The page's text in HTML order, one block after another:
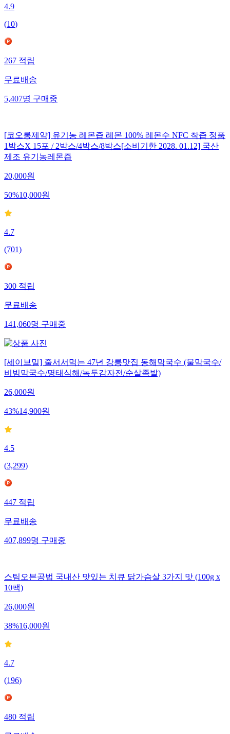
4.9
(10)
267 적립
무료배송
5,407명 구매중
[코오롱제약] 유기농 레몬즙 레몬 100% 레몬수 NFC 착즙 정품
1박스X 15포 / 2박스/4박스/8박스[소비기한 2028. 01.12] 국산
제조 유기농레몬즙
20,000원
50%10,000원
4.7
(701)
300적립
무료배송
141,060명구매중
[세이브밀] 줄서서먹는 47년 강릉맛집 동해막국수 (물막국수/
비빔막국수/명태식해/녹두감자전/순살족발)
26,000원
43%14,900원
4.5
(3,299)
447적립
무료배송
407,899명구매중
스팀오븐공법 국내산 맛있는 치큐 닭가슴살 3가지 맛 (100g x
10팩)
26,000원
38%16,000원
4.7
(196)
480적립